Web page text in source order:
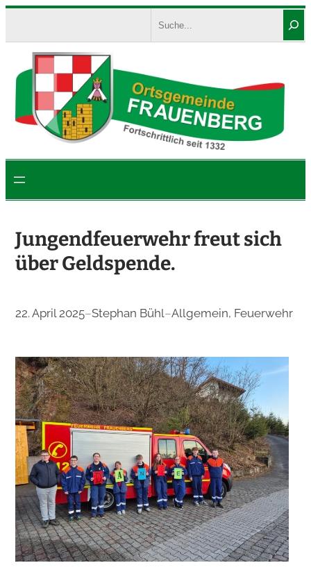
springen
Jungendfeuerwehr freut sich
über Geldspende.
22. April 2025–Stephan Bühl–Allgemein, Feuerwehr